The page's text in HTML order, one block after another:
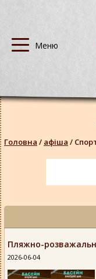
Пляжно-
2026-06-04
Головна / афіша /